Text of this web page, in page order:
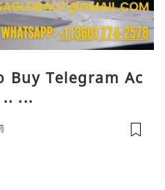
Buy Telegram Ac
...